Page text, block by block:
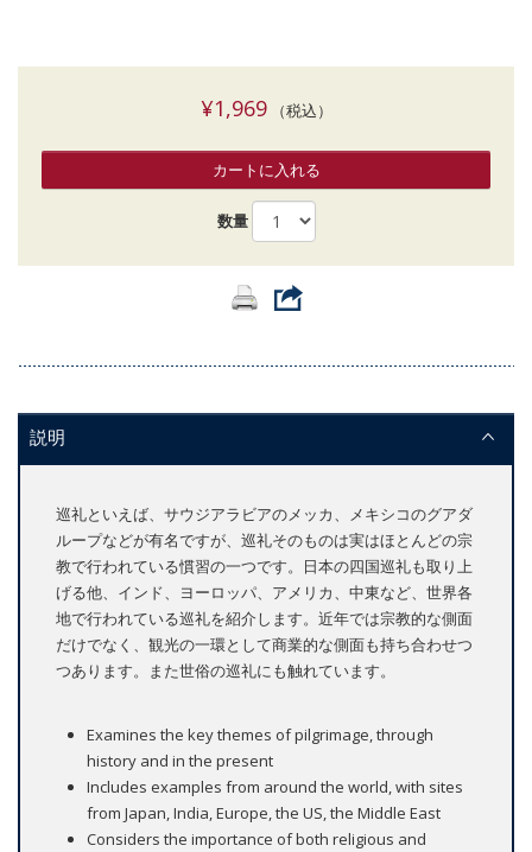
¥1,969（税込）
カートに入れる
数量
説明
巡礼といえば、サウジアラビアのメッカ、メキシコのグアダ
ループなどが有名ですが、巡礼そのものは実はほとんどの宗
教で行われている慣習の一つです。日本の四国巡礼も取り上
げる他、インド、ヨーロッパ、アメリカ、中東など、世界各
地で行われている巡礼を紹介します。近年では宗教的な側面
だけでなく、観光の一環として商業的な側面も持ち合わせつ
つあります。また世俗の巡礼にも触れています。
Examines the key themes of pilgrimage, through
history and in the present
Includes examples from around the world, with sites
from Japan, India, Europe, the US, the Middle East
Considers the importance of both religious and